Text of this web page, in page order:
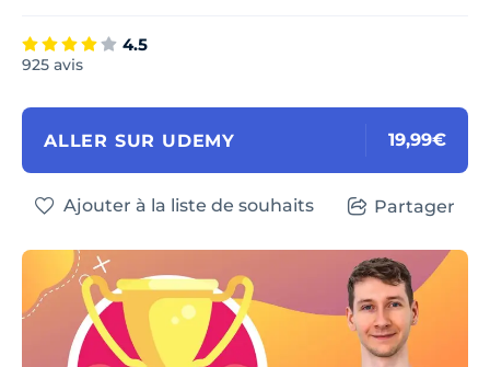
4.5
925 avis
ALLER SUR UDEMY 19,99€
Ajouter à la liste de souhaits Partager